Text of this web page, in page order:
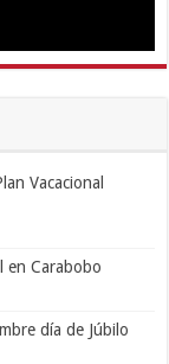
Vacacional
en Carabobo
día de Júbilo